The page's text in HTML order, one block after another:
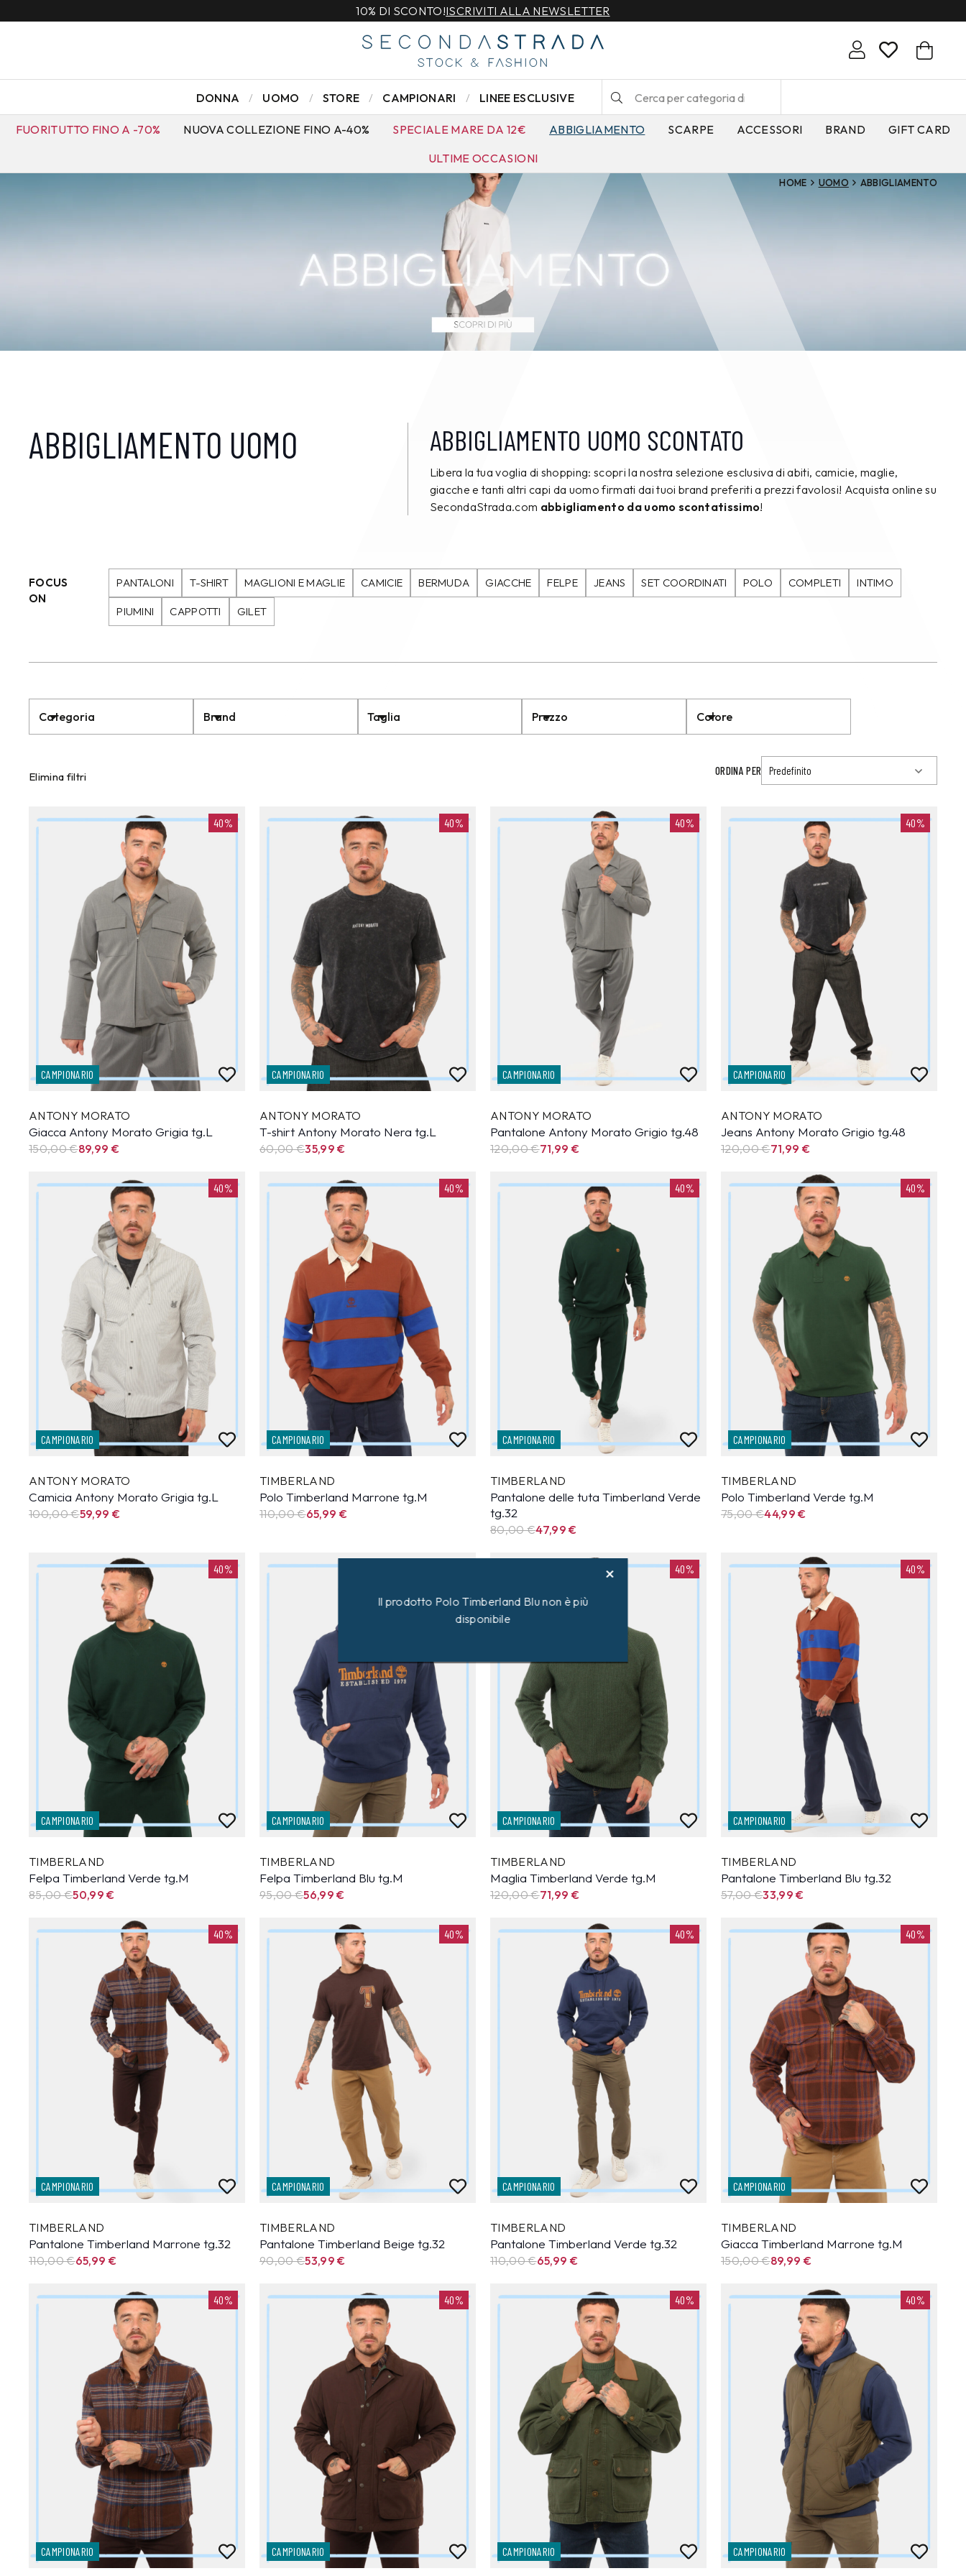
10% DI SCONTO!ISCRIVITI ALLA NEWSLETTER
DONNA UOMO
FUORITUTTO FINO A -70% NUOVA COLLEZIONE FINO A-40% SPECIALE MARE DA 12€ ABBIGLIAMENTO SCARPE ACCESSORI BRAND
GIFT CARD
ULTIME OCCASIONI
STORE CAMPIONARI LINEE ESCLUSIVE
HOME UOMO ABBIGLIAMENTO
ABBIGLIAMENTO UOMO ABBIGLIAMENTO UOMO SCONTATO
Libera la tua voglia di shopping: scopri la nostra selezione esclusiva di abiti, camicie, maglie,
giacche e tanti altri capi da uomo firmati dai tuoi brand preferiti a prezzi favolosi! Acquista online su
SecondaStrada.com abbigliamento da uomo scontatissimo!
FOCUS
ON
PANTALONI T-SHIRT MAGLIONI E MAGLIE CAMICIE BERMUDA GIACCHE FELPE JEANS SET COORDINATI POLO COMPLETI INTIMO
PIUMINI CAPPOTTI GILET
Categoria Brand Taglia Prezzo Colore
Elimina filtri ORDINA PER
40%
CAMPIONARIO
ANTONY MORATO
Giacca Antony Morato Grigia tg.L
150,00 €89,99 €
40%
CAMPIONARIO
ANTONY MORATO
T-shirt Antony Morato Nera tg.L
60,00 €35,99€
40%
CAMPIONARIO
ANTONY MORATO
Pantalone Antony Morato Grigio tg.48
120,00 €71,99 €
40%
CAMPIONARIO
ANTONY MORATO
Jeans Antony Morato Grigio tg.48
120,00 €71,99 €
40%
CAMPIONARIO
ANTONY MORATO
Camicia Antony Morato Grigia tg.L
100,00 €59,99 €
40%
CAMPIONARIO
TIMBERLAND
Polo Timberland Marrone tg.M
110,00 €65,99 €
40%
CAMPIONARIO
TIMBERLAND
Pantalone delle tuta Timberland Verde
tg.32
80,00 €47,99€
40%
CAMPIONARIO
TIMBERLAND
Polo Timberland Verde tg.M
75,00 €44,99€
40%
CAMPIONARIO
TIMBERLAND
Felpa Timberland Verde tg.M
85,00 €50,99€
CAMPIONARIO
TIMBERLAND
Felpa Timberland Blu tg.M
95,00 €56,99€
40%
CAMPIONARIO
TIMBERLAND
Maglia Timberland Verde tg.M
120,00 €71,99 €
40%
CAMPIONARIO
TIMBERLAND
Pantalone Timberland Blu tg.32
57,00 €33,99€
40%
CAMPIONARIO
TIMBERLAND
Pantalone Timberland Marrone tg.32
110,00 €65,99 €
40%
CAMPIONARIO
TIMBERLAND
Pantalone Timberland Beige tg.32
90,00 €53,99€
40%
CAMPIONARIO
TIMBERLAND
Pantalone Timberland Verde tg.32
110,00 €65,99 €
40%
CAMPIONARIO
TIMBERLAND
Giacca Timberland Marrone tg.M
150,00 €89,99 €
40%
CAMPIONARIO
40%
CAMPIONARIO
40%
CAMPIONARIO
40%
CAMPIONARIO
Il prodotto Polo Timberland Blu non è più
disponibile